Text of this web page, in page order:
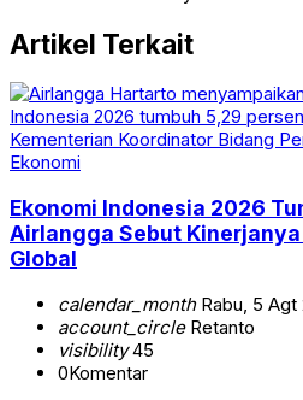
Artikel Terkait
Ekonomi
Ekonomi Indonesia 2026
Airlangga Sebut Kinerjanya
Global
calendar_monthRabu, 5 Agt
account_circleRetanto
visibility45
0Komentar